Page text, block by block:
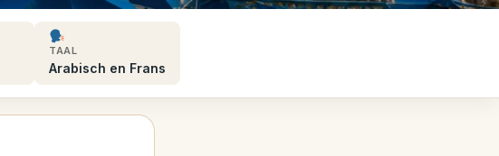
TAAL
Arabisch en Frans